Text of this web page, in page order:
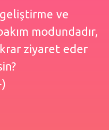
ve
modundadır,
ziyaret eder